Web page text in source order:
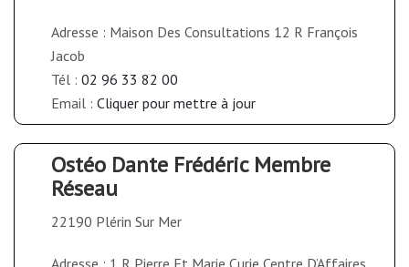
Adresse : Maison Des Consultations 12 R François
Jacob
Tél : 02 96 33 82 00
Email : Cliquer pour mettre à jour
Ostéo Dante Frédéric Membre
Réseau
22190 Plérin Sur Mer
Adresse : 1 R Pierre Et Marie Curie Centre D’Affaires